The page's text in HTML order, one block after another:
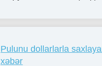
Pulunu dollarlarla
xəbər